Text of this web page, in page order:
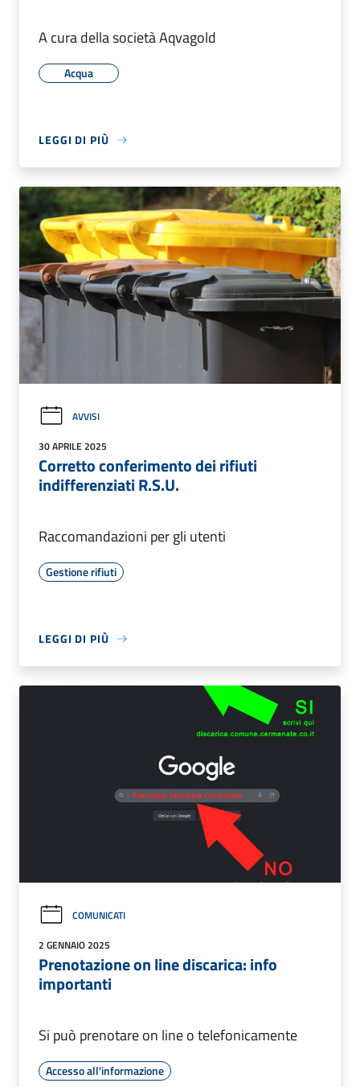
A cura della società Aqvagold
Acqua
LEGGI DI PIÙ
AVVISI
30 APRILE 2025
Corretto conferimento dei rifiuti
indifferenziati R.S.U.
Raccomandazioni per gli utenti
Gestione rifiuti
LEGGI DI PIÙ
COMUNICATI
2 GENNAIO 2025
Prenotazione on line discarica: info
importanti
Si può prenotare on line o telefonicamente
Accesso all'informazione